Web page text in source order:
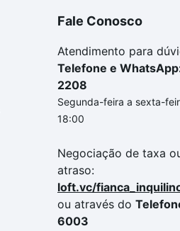
Fale Conosco
Atendimento para
Telefone e
2208
Segunda-feira a sexta-
18:00
Negociação de taxa
atraso:
loft.vc/
ou através do
6003